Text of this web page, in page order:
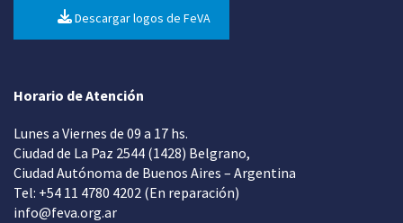
Descargar logos de FeVA
Horario de Atención
Lunes a Viernes de 09 a 17 hs.
Ciudad de La Paz 2544 (1428) Belgrano,
Ciudad Autónoma de Buenos Aires – Argentina
Tel: +54 11 4780 4202 (En reparación)
info@feva.org.ar